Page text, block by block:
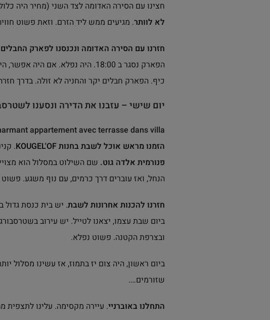
חצינו עם הסירה האדומה לצד השני (מחיר היה
לא לוותר. מגיעים ממש ליד הזרם. וזאת פשוט
חזרנו עם הסירה האדומה ונכנסנו לפארק
כיף. הפארק חבלים יקר והחניה לא זולה. בדרך
יום שישי – עזבנו את הדירה ונסענו
appartement avec terrasse dans villa
הזמנו מראש אוכל לשבת בחנות KOUGEL'OF
.
פנורמית אלדה גוט. שם השילוט במסלול הוא
הנחל, ואז עוברים דרך כרמים, עם נוף משגע.
חזרנו להכנות אחרונות לשבת. יש בית כנסת גדול ב
ביום שבת עצמו, יצאנו לטייל. יש עירוב
ובצרפת הקטנה. פשוט נפלא.
ביום ראשון, היה צום יז בתמוז, אז עשינו מסלול
שזורמים….
התחלנו באוברניי. עיירה מקסימה. עלינו לתצפית